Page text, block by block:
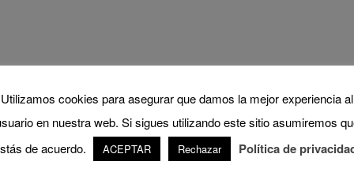
su programa de auditoría de
alimentaria con NSF
Utilizamos cookies para asegurar que damos la mejor experiencia al
en nuestra web. Si sigues utilizando este sitio asumiremos
de acuerdo.
ACEPTAR Rechazar Política de